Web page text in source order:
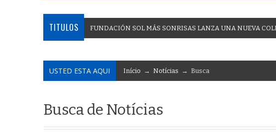
TITULOS FUNDACIÓN SOL MÁS SONRISAS LANZA UNA NUEVA COL
USTED ESTA AQUI Início → Notícias → Busca
Busca de Notícias